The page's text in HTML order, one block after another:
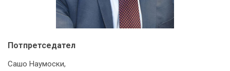
Потпретседател
Сашо Наумоски,